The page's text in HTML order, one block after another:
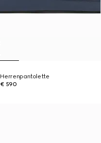
Herrenpantolette
€ 590